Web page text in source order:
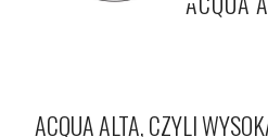
ACQUA ALTA, CZYLI